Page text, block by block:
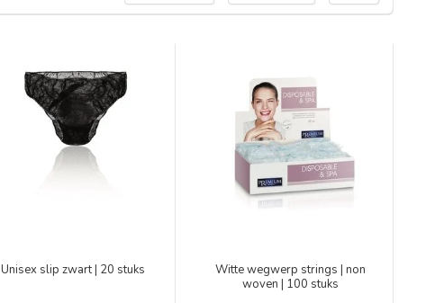
Unisex slip zwart | 20 stuks
Witte wegwerp strings | non
woven | 100 stuks